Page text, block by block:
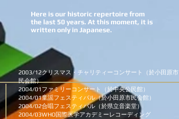
Here is our historic repertoire from
the last 50 years. At this moment, it is
written only in Japanese.
2003/12クリスマス・チャリティーコンサート（於小田原市
民会館）
2004/01ファミリーコンサート（於中央公民館）
2004/01童謡フェスティバル（於小田原市民会館）
2004/02合唱フェスティバル（於県立音楽堂）
2004/03WHO国際医学アカデミーレコーディング